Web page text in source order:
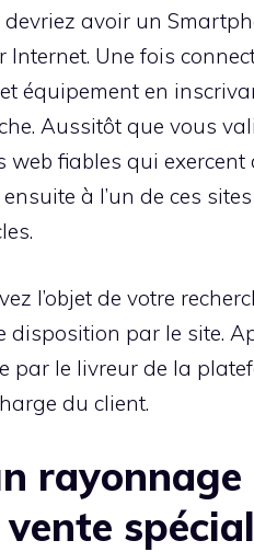
devriez avoir un
Internet. Une fois
équipement en
Aussitôt que vous
web fiables qui exercent
ensuite à l’un de ces
l’objet de votre
disposition par le site.
par le livreur de la
du client.